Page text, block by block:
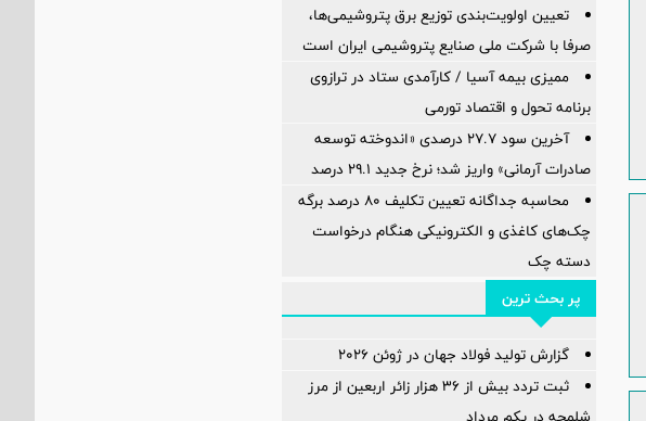
تعیین اولویت‌بندی توزیع برق پتروشیمی‌ها،
صرفا با شرکت ملی صنایع پتروشیمی ایران است
ممیزی بیمه آسیا / کارآمدی ستاد در ترازوی
برنامه تحول و اقتصاد تورمی
آخرین سود ۲۷.۷ درصدی «اندوخته توسعه
صادرات آرمانی» واریز شد؛ نرخ جدید ۲۹.۱ درصد
محاسبه جداگانه تعیین تکلیف 80 درصد برگه
چک‌های کاغذی و الکترونیکی هنگام درخواست
دسته چک
پر بحث ترین
گزارش تولید فولاد جهان در ژوئن ۲۰۲۶
ثبت تردد بیش از ۳۶ هزار زائر اربعین از مرز